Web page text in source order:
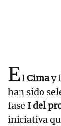
ElCimay
han sido
fase I del
iniciativa